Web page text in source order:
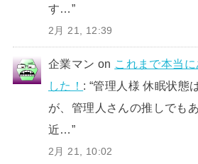
す…”
2月 21, 12:39
企業マン on これまで本当
した！ : “管理人様 休眠状態
が、管理人さんの推しでも
近…”
2月 21, 10:02